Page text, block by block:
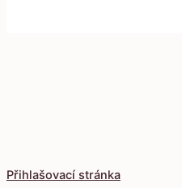
Přihlašovací stránka